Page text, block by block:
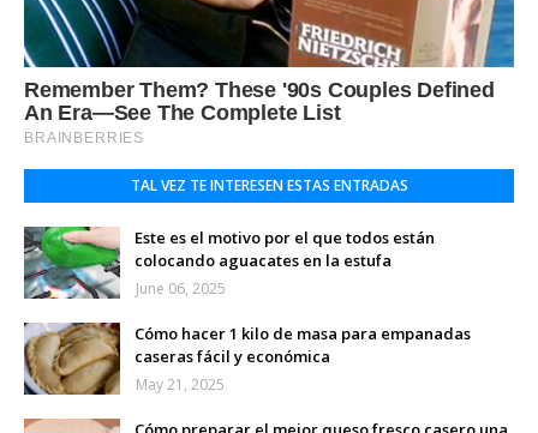
TAL VEZ TE INTERESEN ESTAS ENTRADAS
Este es el motivo por el que todos están
colocando aguacates en la estufa
June 06, 2025
Cómo hacer 1 kilo de masa para empanadas
caseras fácil y económica
May 21, 2025